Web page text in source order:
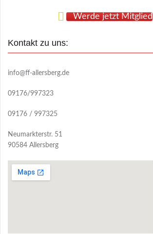
Werde jetzt Mitglied
Kontakt zu uns:
info@ff-allersberg.de
09176/997323
09176 / 997325
Neumarkterstr. 51
90584 Allersberg